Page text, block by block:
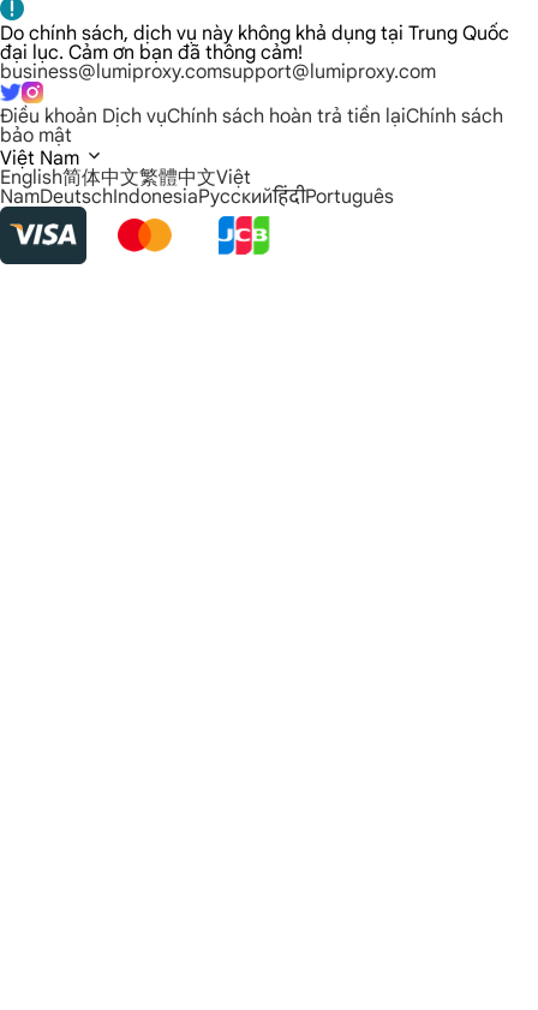
Do chính sách, dịch vụ này không khả dụng tại Trung Quốc
đại lục. Cảm ơn bạn đã thông cảm!
business@lumiproxy.comsupport@lumiproxy.com
Điều khoản Dịch vụChính sách hoàn trả tiền lạiChính sách
bảo mật
Việt Nam
English简体中文繁體中文Việt
NamDeutschIndonesiaРусскийहिंदीPortuguês